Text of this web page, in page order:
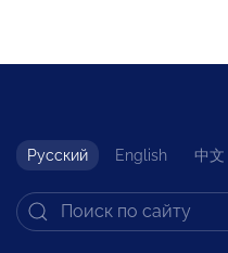
Русский English 中文